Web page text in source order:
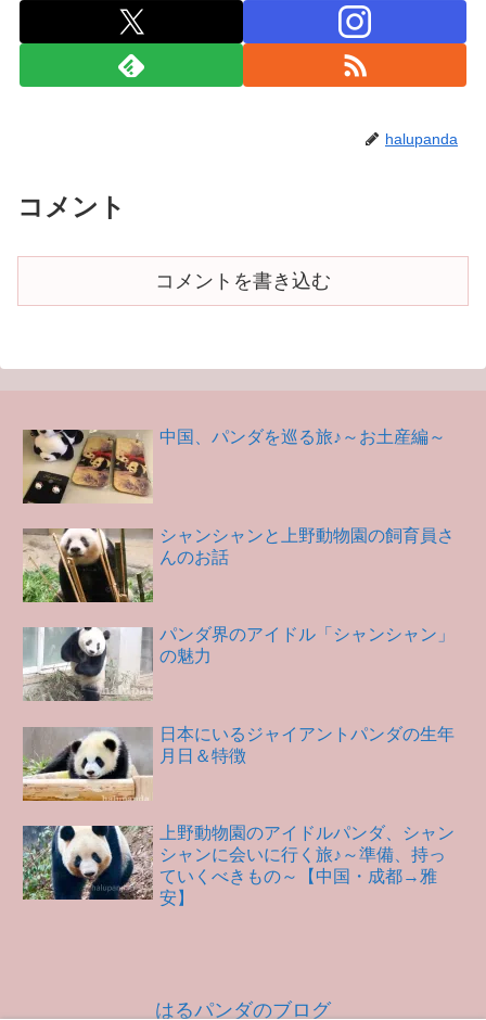
halupanda
コメント
コメントを書き込む
中国、パンダを巡る旅♪～お土産編～
シャンシャンと上野動物園の飼育員さ
んのお話
パンダ界のアイドル「シャンシャン」
の魅力
日本にいるジャイアントパンダの生年
月日＆特徴
上野動物園のアイドルパンダ、シャン
シャンに会いに行く旅♪～準備、持っ
ていくべきもの～【中国・成都→雅
安】
はるパンダのブログ